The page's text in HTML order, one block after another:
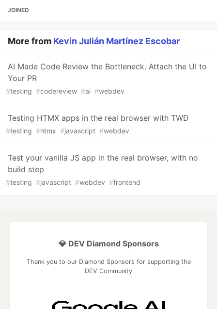
JOINED
More from Kevin Julián Martínez Escobar
AI Made Code Review the Bottleneck. Attach the UI to
Your PR
#testing #codereview #ai #webdev
Testing HTMX apps in the real browser with TWD
#testing #htmx #javascript #webdev
Test your vanilla JS app in the real browser, with no
build step
#testing #javascript #webdev #frontend
💎 DEV Diamond Sponsors
Thank you to our Diamond Sponsors for supporting the
DEV Community